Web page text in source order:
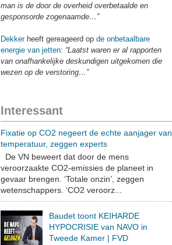
man is de door de overheid overbetaalde en
gesponsorde zogenaamde…”
Dekkerheeft gereageerd op de onbetaalbare
energie van jetten: “Laatst waren er al rapporten
van onafhankelijke deskundigen uitgekomen die
wezen op de verstoring…”
Interessant
Fixatie op CO2 negeert de echte aanjager van
temperatuur, zeggen experts
De VN beweert dat door de mens
veroorzaakte CO2-emissies de planeet in
gevaar brengen. ‘Totale onzin’, zeggen
wetenschappers. ‘CO2 veroorz...
Baudet toont KEIHARDE
HYPOCRISIE van NAVO in
Tweede Kamer | FVD